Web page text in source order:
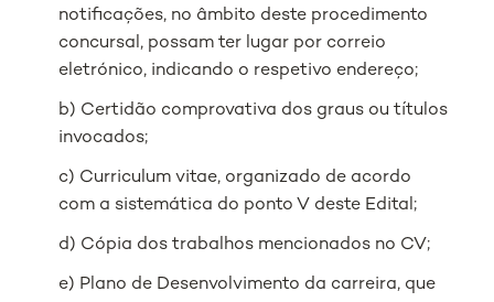
notificações, no âmbito deste procedimento
concursal, possam ter lugar por correio
eletrónico, indicando o respetivo endereço;
b) Certidão comprovativa dos graus ou títulos
invocados;
c) Curriculum vitae, organizado de acordo
com a sistemática do ponto V deste Edital;
d) Cópia dos trabalhos mencionados no CV;
e) Plano de Desenvolvimento da carreira, que